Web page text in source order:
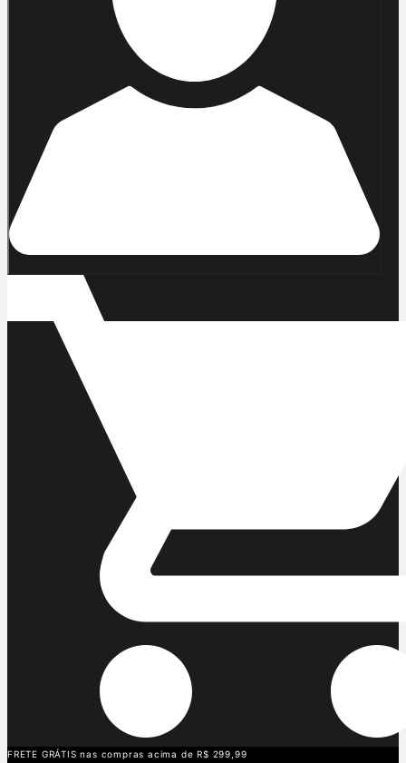
FRETE GRÁTIS nas compras acima de R$ 299,99